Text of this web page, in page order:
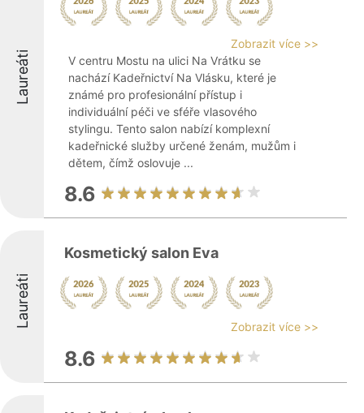
Laureáti
Zobrazit více >>
V centru Mostu na ulici Na Vrátku se
nachází Kadeřnictví Na Vlásku, které je
známé pro profesionální přístup i
individuální péči ve sféře vlasového
stylingu. Tento salon nabízí komplexní
kadeřnické služby určené ženám, mužům i
dětem, čímž oslovuje ...
8.6
Laureáti
Kosmetický salon Eva
Zobrazit více >>
8.6